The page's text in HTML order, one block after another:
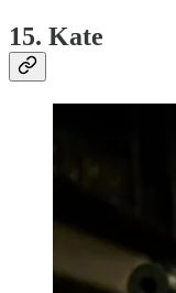
15. Kate